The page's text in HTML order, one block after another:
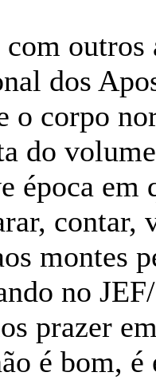
com
dos
corpo
do
época em
montes
no
prazer
é bom, é